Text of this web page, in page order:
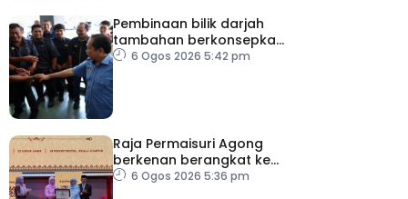
Pembinaan bilik darjah
tambahan berkonsepkan
MPS di sekolah terpilih,
6 Ogos 2026 5:42 pm
Raja Permaisuri Agong
berkenan berangkat ke
Majlis Anugerah Sastera
6 Ogos 2026 5:36 pm